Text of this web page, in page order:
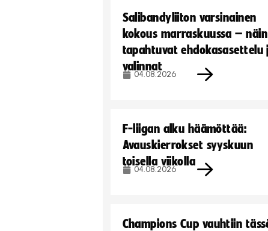
Salibandyliiton varsinainen
kokous marraskuussa – näin
tapahtuvat ehdokasasettelu
valinnat
04.08.2026
F-liigan alku häämöttää:
Avauskierrokset syyskuun
toisella viikolla
04.08.2026
Champions Cup vauhtiin